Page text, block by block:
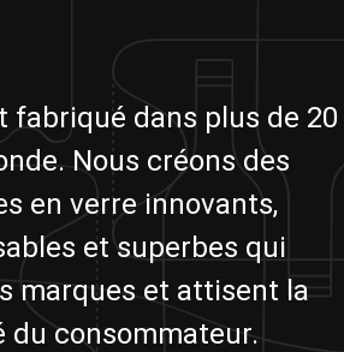
fabriqué dans plus de 20
Nous créons des
en verre innovants,
et superbes qui
marques et attisent la
du consommateur.